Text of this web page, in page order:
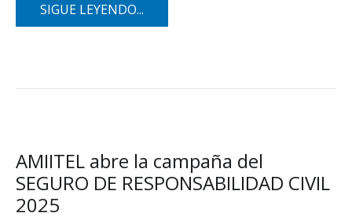
SIGUE LEYENDO...
AMIITEL abre la campaña del
SEGURO DE RESPONSABILIDAD CIVIL
2025